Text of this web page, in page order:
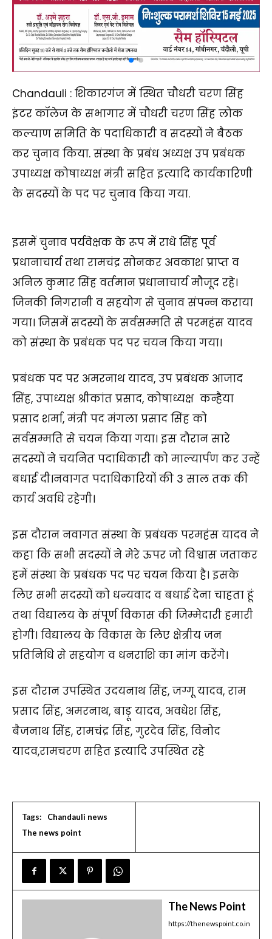
Chandauli : शिकारगंज में स्थित चौधरी चरण सिंह
इंटर कॉलेज के सभागार में चौधरी चरण सिंह लोक
कल्याण समिति के पदाधिकारी व सदस्यों ने बैठक
कर चुनाव किया. संस्था के प्रबंध अध्यक्ष उप प्रबंधक
उपाध्यक्ष कोषाध्यक्ष मंत्री सहित इत्यादि कार्यकारिणी
के सदस्यों के पद पर चुनाव किया गया.
इसमें चुनाव पर्यवेक्षक के रूप में राधे सिंह पूर्व
प्रधानाचार्य तथा रामचंद्र सोनकर अवकाश प्राप्त व
अनिल कुमार सिंह वर्तमान प्रधानाचार्य मौजूद रहे।
जिनकी निगरानी व सहयोग से चुनाव संपन्न कराया
गया। जिसमें सदस्यों के सर्वसम्मति से परमहंस यादव
को संस्था के प्रबंधक पद पर चयन किया गया।
प्रबंधक पद पर अमरनाथ यादव, उप प्रबंधक आजाद
सिंह, उपाध्यक्ष श्रीकांत प्रसाद, कोषाध्यक्ष कन्हैया
प्रसाद शर्मा, मंत्री पद मंगला प्रसाद सिंह को
सर्वसम्मति से चयन किया गया। इस दौरान सारे
सदस्यों ने चयनित पदाधिकारी को माल्यार्पण कर उन्हें
बधाई दी।नवागत पदाधिकारियों की 3 साल तक की
कार्य अवधि रहेगी।
इस दौरान नवागत संस्था के प्रबंधक परमहंस यादव ने
कहा कि सभी सदस्यों ने मेरे ऊपर जो विश्वास जताकर
हमें संस्था के प्रबंधक पद पर चयन किया है। इसके
लिए सभी सदस्यों को धन्यवाद व बधाई देना चाहता हूं
तथा विद्यालय के संपूर्ण विकास की जिम्मेदारी हमारी
होगी। विद्यालय के विकास के लिए क्षेत्रीय जन
प्रतिनिधि से सहयोग व धनराशि का मांग करेंगे।
इस दौरान उपस्थित उदयनाथ सिंह, जग्गू यादव, राम
प्रसाद सिंह, अमरनाथ, बाड़ू यादव, अवधेश सिंह,
बैजनाथ सिंह, रामचंद्र सिंह, गुरदेव सिंह, विनोद
यादव,रामचरण सहित इत्यादि उपस्थित रहे
Tags:
Chandauli news
The news point
The News Point
https://thenewspoint.co.in